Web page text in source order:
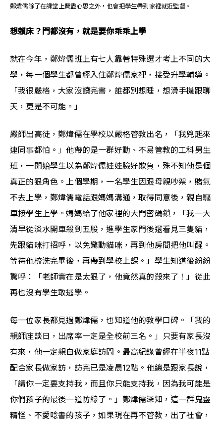
鄭煒儒除了在課堂上費盡心思之外，也會把學生帶到家裡就近監督。
想賴床？門都沒有，就是要你乖乖上學
就在今年，鄭煒儒班上有七人靠著特殊選才考上不同的大
學，每一個學生都曾經入住鄭煒儒家裡，接受升學輔導。
「我很嚴格，大家沒讀完書，誰都別想睡，想滑手機跟聊
天，更是不可能。」
嚴師出高徒，鄭煒儒在學校以嚴格管教出名，「我兇起來
連同事都怕。」他帶的是一群好動、不易管教的工科男生
班，一開始學生以為鄭煒儒娃娃臉好欺負，殊不知他是個
真正的狠角色。上個學期，一名學生因跟母親吵架，賭氣
不去上學，鄭煒儒電話跟媽媽溝通，取得同意後，親自驅
車接學生上學。媽媽給了他家裡的大門密碼鎖，「我一大
清早從淡水開車殺到五股，進學生家門後還看見三隻貓，
先跟貓咪打招呼，以免驚動貓咪，再到他房間把他叫醒。
等待他梳洗完畢後，再帶到學校上課。」學生知道後紛紛
驚呼：「老師實在是太狠了，他竟然真的殺來了！」從此
再也沒有學生敢逃學。
每一位家長都見過鄭煒儒，也知道他的教學口碑。「我的
親師座談日，出席率一定是全校前三名。」只要有家長沒
有來，他一定親自做家庭訪問。最高紀錄曾經在半夜11點
配合家長做家訪，訪完已是凌晨12點。他總是跟家長說，
「請你一定要支持我，而且你只能支持我，因為我可能是
你們孩子的最後一道防線了。」鄭煒儒深知，這一群鬼靈
精怪、不愛唸書的孩子，如果現在再不管教，出了社會，